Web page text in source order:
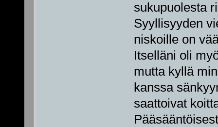
sukupuolesta
Syyllisyyden
niskoille on
Itselläni oli
mutta kyllä
kanssa
saattoivat